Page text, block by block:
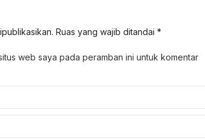
Ruas yang wajib ditandai *
web saya pada peramban ini untuk komentar